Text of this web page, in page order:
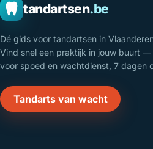
tandartsen.be
Dé gids voor tandartsen in
Vind snel een praktijk in jouw buurt —
voor spoed en wachtdienst, 7 dagen
Tandarts van wacht